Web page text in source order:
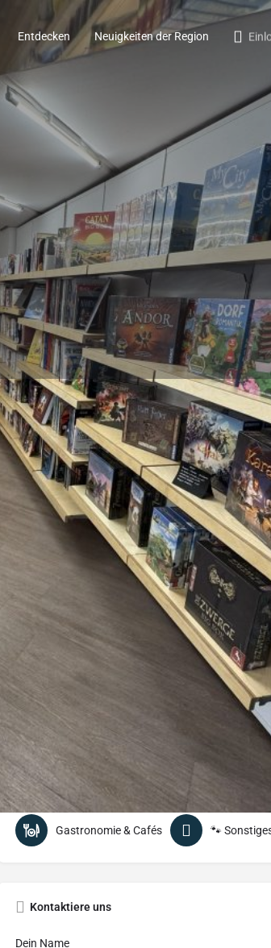
Entdecken Neuigkeiten der Region
Bewertungen 0
Teilen Hinterlasse eine Bewertung
Jetzt geschlossen
Galerie
Kategorien
Gastronomie & Cafés 🐾
Kontaktiere uns
Dein Name